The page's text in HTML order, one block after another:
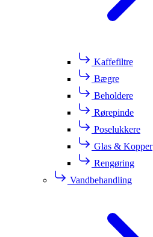
Kaffefiltre
Bægre
Beholdere
Rørepinde
Poselukkere
Glas & Kopper
Rengøring
Vandbehandling